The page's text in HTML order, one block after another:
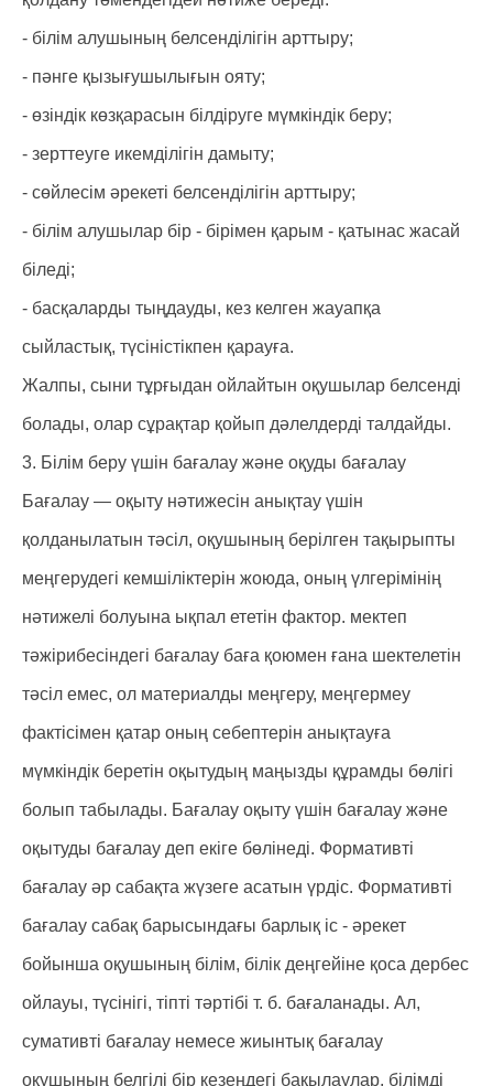
- білім алушының белсенділігін арттыру;
- пәнге қызығушылығын ояту;
- өзіндік көзқарасын білдіруге мүмкіндік беру;
- зерттеуге икемділігін дамыту;
- сөйлесім әрекеті белсенділігін арттыру;
- білім алушылар бір - бірімен қарым - қатынас жасай
біледі;
- басқаларды тыңдауды, кез келген жауапқа
сыйластық, түсіністікпен қарауға.
Жалпы, сыни тұрғыдан ойлайтын оқушылар белсенді
болады, олар сұрақтар қойып дәлелдерді талдайды.
3. Білім беру үшін бағалау және оқуды бағалау
Бағалау — оқыту нәтижесін анықтау үшін
қолданылатын тәсіл, оқушының берілген тақырыпты
меңгерудегі кемшіліктерін жоюда, оның үлгерімінің
нәтижелі болуына ықпал ететін фактор. мектеп
тәжірибесіндегі бағалау баға қоюмен ғана шектелетін
тәсіл емес, ол материалды меңгеру, меңгермеу
фактісімен қатар оның себептерін анықтауға
мүмкіндік беретін оқытудың маңызды құрамды бөлігі
болып табылады. Бағалау оқыту үшін бағалау және
оқытуды бағалау деп екіге бөлінеді. Формативті
бағалау әр сабақта жүзеге асатын үрдіс. Формативті
бағалау сабақ барысындағы барлық іс - әрекет
бойынша оқушының білім, білік деңгейіне қоса дербес
ойлауы, түсінігі, тіпті тәртібі т. б. бағаланады. Ал,
сумативті бағалау немесе жиынтық бағалау
оқушының белгілі бір кезеңдегі бақылаулар, білімді